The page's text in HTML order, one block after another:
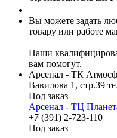
Вы можете задать
товару или работе
Наши
вам помогут.
Арсенал - ТК
Вавилова 1, стр.39
Под заказ
Арсенал - ТЦ
+7 (391) 2-723-110
Под заказ